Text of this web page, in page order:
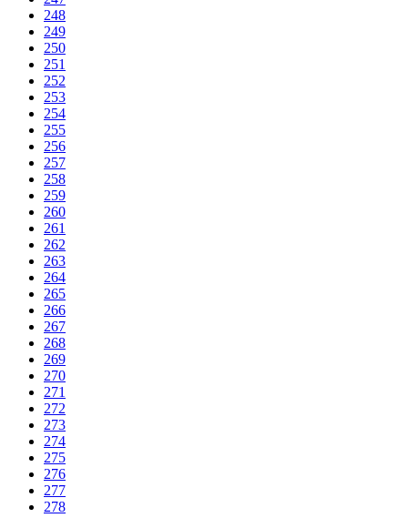
248
249
250
251
252
253
254
255
256
257
258
259
260
261
262
263
264
265
266
267
268
269
270
271
272
273
274
275
276
277
278